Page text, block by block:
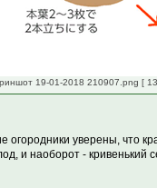
19-01-2018 210907.png [
огородники уверены, что
и наоборот - кривенький